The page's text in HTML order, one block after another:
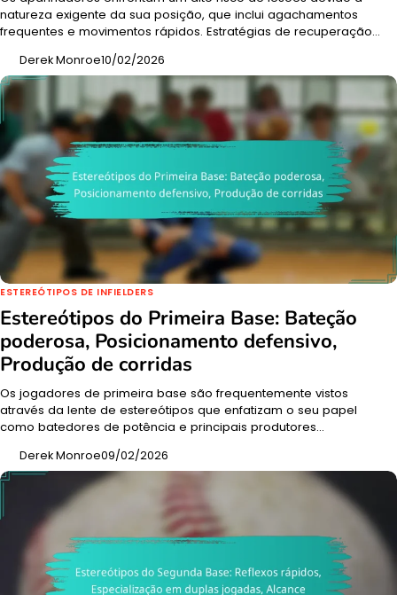
natureza exigente da sua posição, que inclui agachamentos
frequentes e movimentos rápidos. Estratégias de recuperação…
Derek Monroe10/02/2026
ESTEREÓTIPOS DE INFIELDERS
Estereótipos do Primeira Base: Bateção
poderosa, Posicionamento defensivo,
Produção de corridas
Os jogadores de primeira base são frequentemente vistos
através da lente de estereótipos que enfatizam o seu papel
como batedores de potência e principais produtores…
Derek Monroe09/02/2026